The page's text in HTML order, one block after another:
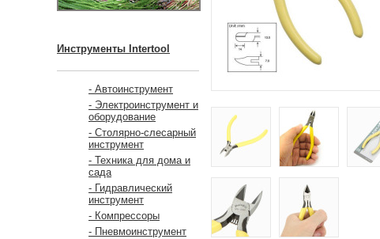
Инструменты Intertool
- Автоинструмент
- Электроинструмент и
оборудование
- Столярно-слесарный
инструмент
- Техника для дома и
сада
- Гидравлический
инструмент
- Компрессоры
- Пневмоинструмент